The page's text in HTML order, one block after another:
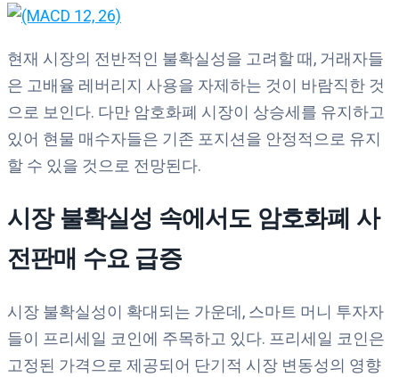
현재 시장의 전반적인 불확실성을 고려할 때, 거래자들
은 고배율 레버리지 사용을 자제하는 것이 바람직한 것
으로 보인다. 다만 암호화폐 시장이 상승세를 유지하고
있어 현물 매수자들은 기존 포지션을 안정적으로 유지
할 수 있을 것으로 전망된다.
시장 불확실성 속에서도 암호화폐 사
전판매 수요 급증
시장 불확실성이 확대되는 가운데, 스마트 머니 투자자
들이 프리세일 코인에 주목하고 있다. 프리세일 코인은
고정된 가격으로 제공되어 단기적 시장 변동성의 영향